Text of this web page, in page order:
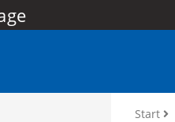
Start